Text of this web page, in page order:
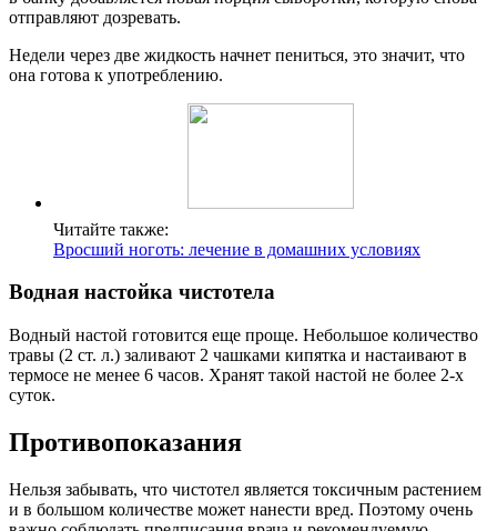
отправляют дозревать.
Недели через две жидкость начнет пениться, это значит, что
она готова к употреблению.
Читайте также:
Вросший ноготь: лечение в домашних условиях
Водная настойка чистотела
Водный настой готовится еще проще. Небольшое количество
травы (2 ст. л.) заливают 2 чашками кипятка и настаивают в
термосе не менее 6 часов. Хранят такой настой не более 2-х
суток.
Противопоказания
Нельзя забывать, что чистотел является токсичным растением
и в большом количестве может нанести вред. Поэтому очень